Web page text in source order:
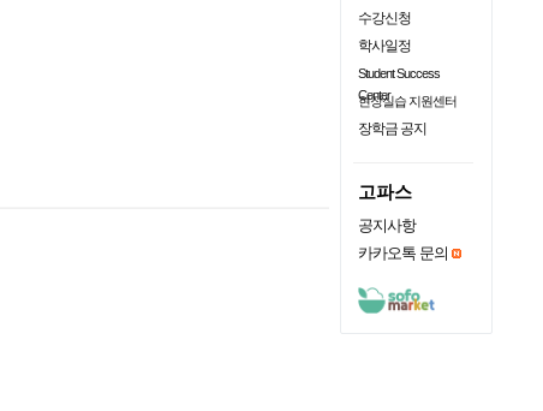
수강신청
학사일정
Student Success
Center
현장실습 지원센터
장학금 공지
고파스
공지사항
카카오톡 문의